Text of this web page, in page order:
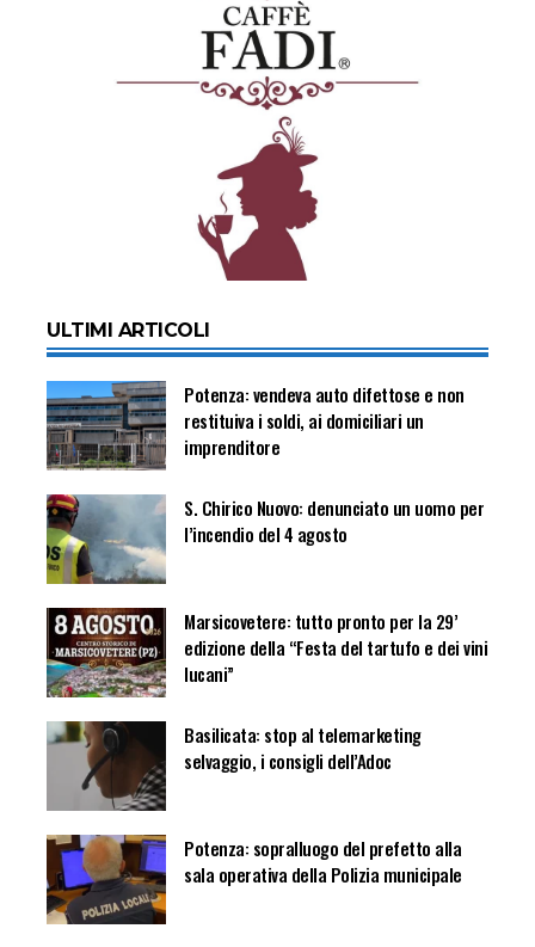
ULTIMI ARTICOLI
Potenza: vendeva auto difettose e non
restituiva i soldi, ai domiciliari un
imprenditore
S. Chirico Nuovo: denunciato un uomo per
l’incendio del 4 agosto
Marsicovetere: tutto pronto per la 29’
edizione della “Festa del tartufo e dei vini
lucani”
Basilicata: stop al telemarketing
selvaggio, i consigli dell’Adoc
Potenza: sopralluogo del prefetto alla
sala operativa della Polizia municipale